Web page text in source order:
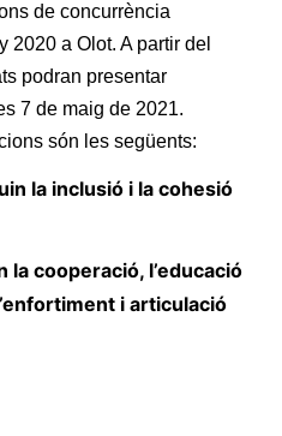
de concurrència
2020 a Olot. A partir del
podran presentar
7 de maig de 2021.
són les següents:
la inclusió i la cohesió
cooperació, l’educació
i articulació